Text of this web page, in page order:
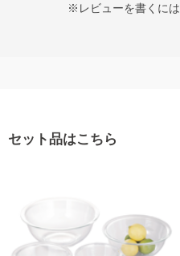
※レビューを書くには
セット品はこちら